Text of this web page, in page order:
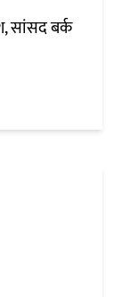
सांसद बर्क